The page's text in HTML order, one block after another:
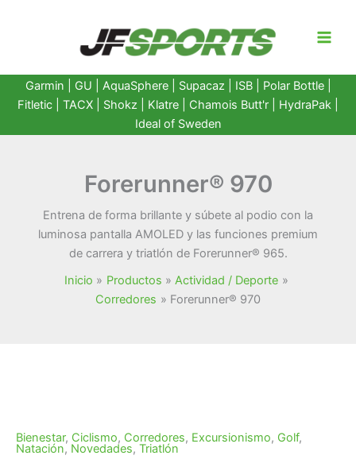
Garmin GU AquaSphere| Supacaz | ISB | Polar Bottle|
Fitletic
TACX Shokz Klatre Chamois Butt'r HydraPak
Ideal of Sweden
Forerunner® 970
Entrena de forma brillante y súbete al podio con la
luminosa pantalla AMOLED y las funciones premium
de carrera y triatlón de Forerunner® 965.
Inicio
Productos
Actividad / Deporte
Corredores
Forerunner® 970
Bienestar, Ciclismo, Corredores, Excursionismo, Golf,
Natación, Novedades, Triatlón